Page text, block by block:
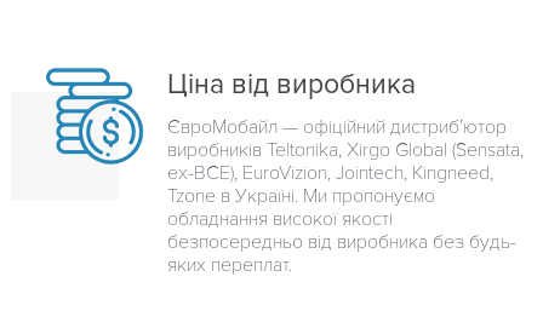
Ціна від виробника
ЄвроМобайл — офіційний дистриб’ютор
виробників Teltonika, Xirgo Global (Sensata,
ex-BCE), EuroVizion, Jointech, Kingneed,
Tzone в Україні. Ми пропонуємо
обладнання високої якості
безпосередньо від виробника без будь-
яких переплат.